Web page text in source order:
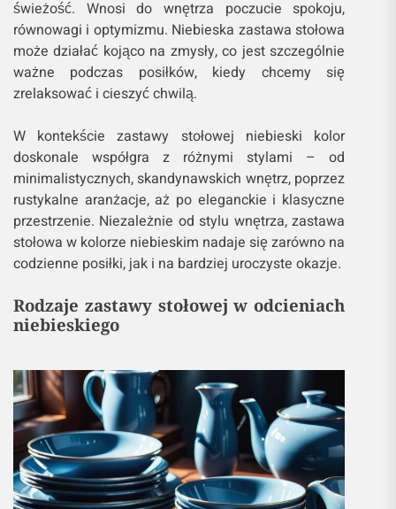
świeżość. Wnosi do wnętrza poczucie spokoju,
równowagi i optymizmu. Niebieska zastawa stołowa
może działać kojąco na zmysły, co jest szczególnie
ważne podczas posiłków, kiedy chcemy się
zrelaksować i cieszyć chwilą.
W kontekście zastawy stołowej niebieski kolor
doskonale współgra z różnymi stylami – od
minimalistycznych, skandynawskich wnętrz, poprzez
rustykalne aranżacje, aż po eleganckie i klasyczne
przestrzenie. Niezależnie od stylu wnętrza, zastawa
stołowa w kolorze niebieskim nadaje się zarówno na
codzienne posiłki, jak i na bardziej uroczyste okazje.
Rodzaje zastawy stołowej w odcieniach
niebieskiego